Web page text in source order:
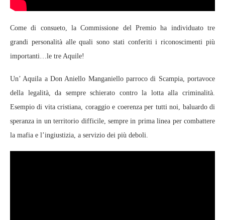
Come di consueto, la Commissione del Premio ha individuato tre
grandi personalità alle quali sono stati conferiti i riconoscimenti più
importanti…le tre Aquile!
Un’ Aquila a Don Aniello Manganiello parroco di Scampia, portavoce
della legalità, da sempre schierato contro la lotta alla criminalità.
Esempio di vita cristiana, coraggio e coerenza per tutti noi, baluardo di
speranza in un territorio difficile, sempre in prima linea per combattere
la mafia e l’ingiustizia, a servizio dei più deboli.